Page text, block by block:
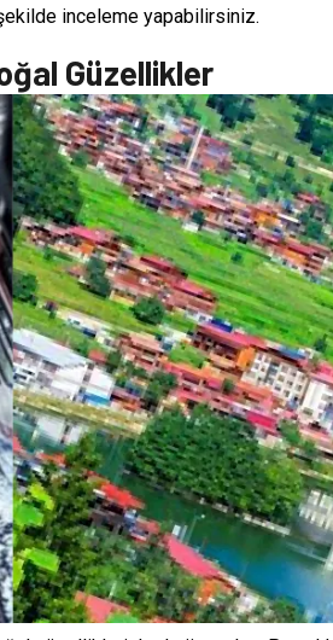
inceleme yapabilirsiniz.
Güzellikler